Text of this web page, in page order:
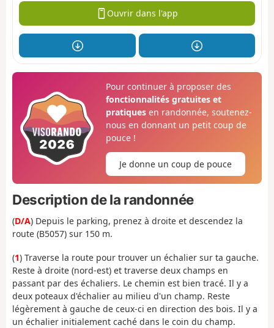
Ouvrir dans l'app
Pour continuer à proposer des
fonctionnalités gratuites et
pratiquesen randonnée, soutenez-
nous en donnant un petit coup de
pouce !
Je donne un coup de pouce
Description de la randonnée
(D/A) Depuis le parking, prenez à droite et descendez la
route (B5057) sur 150 m.
(1) Traverse la route pour trouver un échalier sur ta gauche.
Reste à droite (nord-est) et traverse deux champs en
passant par des échaliers. Le chemin est bien tracé. Il y a
deux poteaux d'échalier au milieu d'un champ. Reste
légèrement à gauche de ceux-ci en direction des bois. Il y a
un échalier initialement caché dans le coin du champ.